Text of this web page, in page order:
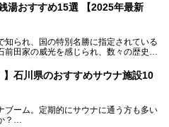
物語ホテルズ＆リゾーツ株式会社【P
泉物語 あわづグランドホテルのPR記事
汗や砂埃でドロドロになるしうるさくて
若い時はそういうのが良かったんですけ
楽なフェスはないかな、と探してたらあ
2017」が石川県・山代温泉の瑠璃光を
！
うことでしょう！！
湯おすすめ15選 【2025年最新
知られ、国の特別名勝に指定されている
前田家の威光を感じられ、数々の歴史的
気の観光地の1つです。北陸新幹線で東
と、首都圏からアクセスしやすい立地も
泉もぜひ楽しみたいところ。金沢エリア
銭湯をご紹介します。
】石川県のおすすめサウナ施設10
ブーム。定期的にサウナに通う方も多い
？